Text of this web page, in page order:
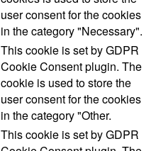
user consent for the cookies
in the category "Necessary".
This cookie is set by GDPR
Cookie Consent plugin. The
cookie is used to store the
user consent for the cookies
in the category "Other.
This cookie is set by GDPR